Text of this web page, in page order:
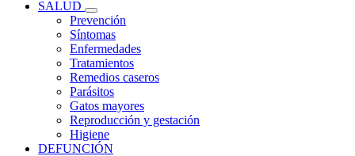
SALUD
Prevención
Síntomas
Enfermedades
Tratamientos
Remedios caseros
Parásitos
Gatos mayores
Reproducción y gestación
Higiene
DEFUNCIÓN